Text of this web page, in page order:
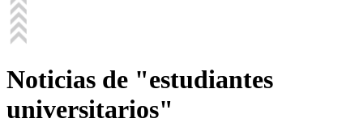
Noticias de "estudiantes
universitarios"